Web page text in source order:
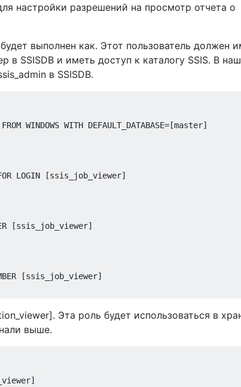
настройки разрешений на просмотр отчета о
выполнен как. Этот пользователь должен
в SSISDB и иметь доступ к каталогу SSIS. В
в SSISDB.
FROM WINDOWS WITH DEFAULT_DATABASE=[master]
LOGIN [ssis_job_viewer]
[ssis_job_viewer]
[ssis_job_viewer]
Эта роль будет использоваться в
выше.
]